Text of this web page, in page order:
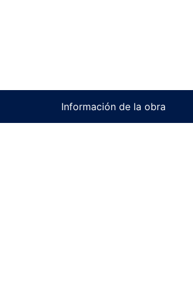
Información de la obra